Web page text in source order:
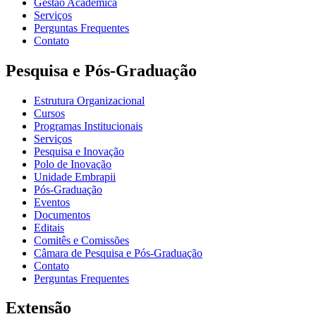
Serviços
Perguntas Frequentes
Contato
Pesquisa e Pós-Graduação
Estrutura Organizacional
Cursos
Programas Institucionais
Serviços
Pesquisa e Inovação
Polo de Inovação
Unidade Embrapii
Pós-Graduação
Eventos
Documentos
Editais
Comitês e Comissões
Câmara de Pesquisa e Pós-Graduação
Contato
Perguntas Frequentes
Extensão